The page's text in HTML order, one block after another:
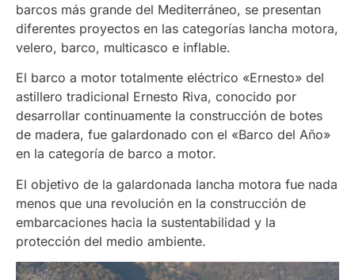
barcos más grande del Mediterráneo, se presentan
diferentes proyectos en las categorías lancha motora,
velero, barco, multicasco e inflable.
El barco a motor totalmente eléctrico «Ernesto» del
astillero tradicional Ernesto Riva, conocido por
desarrollar continuamente la construcción de botes
de madera, fue galardonado con el «Barco del Año»
en la categoría de barco a motor.
El objetivo de la galardonada lancha motora fue nada
menos que una revolución en la construcción de
embarcaciones hacia la sustentabilidad y la
protección del medio ambiente.